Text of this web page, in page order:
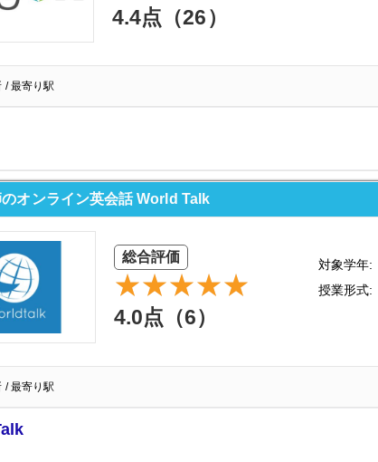
4.4点（26）
/ 最寄り駅
のオンライン英会話 World Talk
総合評価
4.0点（6）
対象学年:
授業形式:
/ 最寄り駅